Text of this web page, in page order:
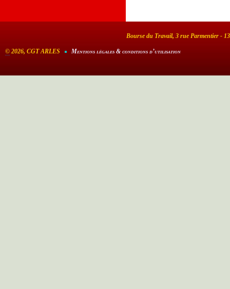
Bourse du Travail, 3 rue Parmentier -
© 2026, CGT ARLES Mentions légales & conditions d’utilisation